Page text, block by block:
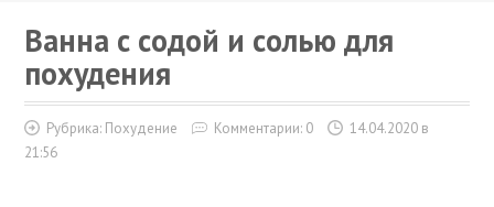
Ванна с содой и солью для
похудения
Рубрика: Похудение Комментарии: 0
14.04.2020 в
21:56